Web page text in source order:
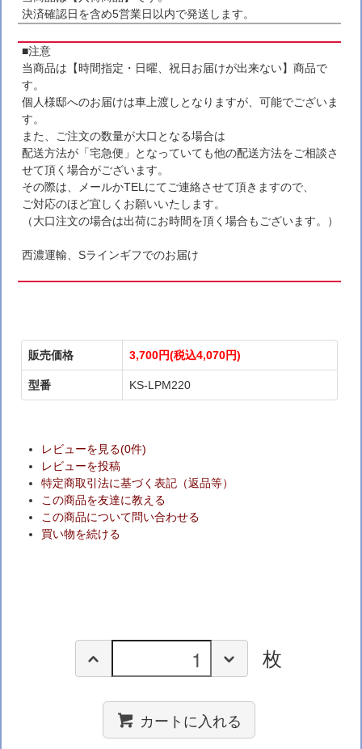
決済確認日を含め5営業日以内で発送します。
■注意
当商品は【時間指定・日曜、祝日お届けが出来ない】商品で
す。
個人様邸へのお届けは車上渡しとなりますが、可能でございま
す。
また、ご注文の数量が大口となる場合は
配送方法が「宅急便」となっていても他の配送方法をご相談さ
せて頂く場合がございます。
その際は、メールかTELにてご連絡させて頂きますので、
ご対応のほど宜しくお願いいたします。
（大口注文の場合は出荷にお時間を頂く場合もございます。）
西濃運輸、Sラインギフでのお届け
販売価格 3,700円(税込4,070円)
型番 KS-LPM220
レビューを見る(0件)
レビューを投稿
特定商取引法に基づく表記（返品等）
この商品を友達に教える
この商品について問い合わせる
買い物を続ける
枚
カートに入れる